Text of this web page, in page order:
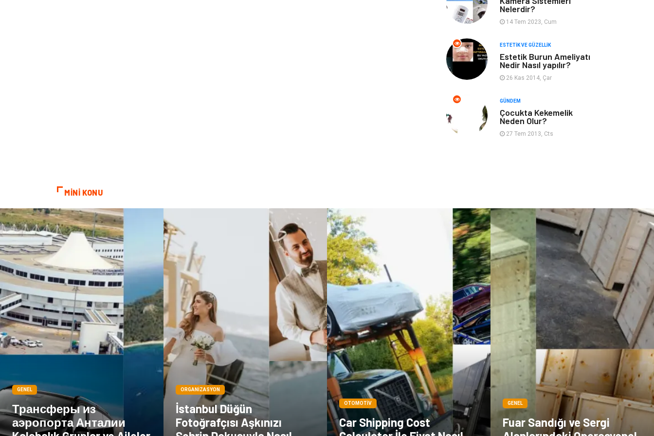
Kadın Hastalıkları Alternatif Tıp
Mobilya
Beslenme Çocuk Gelişimi
Psikolojik
Tatil
Kanser
Pratik Sağlık
Bilgileri
Göz Hastalıkları Kısırlık
Bakım Aksesuar
Sağlık Haberleri Blogroll
Spor Malzemeleri Hediyelik Eşya
Kültür Acil ve İlkyardım
Nelerdir?
14 Tem 2023, Cum
ESTETIK VE GÜZELLIK
Estetik Burun Ameliyatı
Nedir Nasıl yapılır?
26 Kas 2014, Çar
GÜNDEM
Çocukta Kekemelik
Neden Olur?
27 Tem 2013, Cts
MİNİ KONU
GENEL
Трансферы из
аэропорта Анталии
ORGANIZASYON
İstanbul Düğün
Fotoğrafçısı Aşkınızı
OTOMOTIV
Car Shipping Cost
GENEL
Fuar Sandığı ve Sergi